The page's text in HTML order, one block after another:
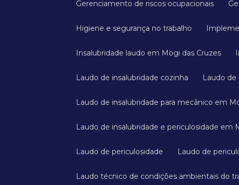
Gerenciamento de riscos ocupacionais
Higiene e segurança no trabalho
Insalubridade laudo em Mogi das Cruzes
Laudo de insalubridade cozinha Laudo
Laudo de insalubridade para mecânico em
Laudo de insalubridade e periculosidade em
Laudo de periculosidade Laudo de
Laudo técnico de condições ambientais do